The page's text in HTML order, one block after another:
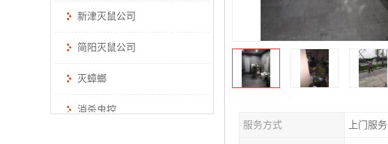
新津灭鼠公司
简阳灭鼠公司
灭蟑螂
消杀虫控
服务方式 上门服务